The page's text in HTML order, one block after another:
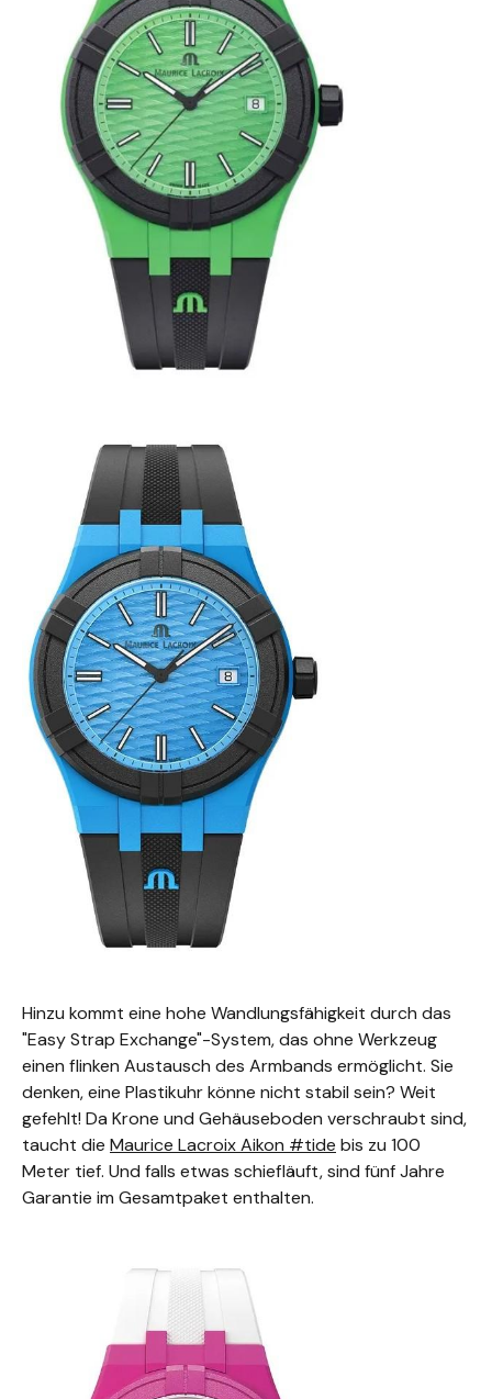
Hinzu kommt eine hohe Wandlungsfähigkeit durch das
"Easy Strap Exchange"-System, das ohne Werkzeug
einen flinken Austausch des Armbands ermöglicht. Sie
denken, eine Plastikuhr könne nicht stabil sein? Weit
gefehlt! Da Krone und Gehäuseboden verschraubt sind,
taucht die Maurice Lacroix Aikon #tide bis zu 100
Meter tief. Und falls etwas schiefläuft, sind fünf Jahre
Garantie im Gesamtpaket enthalten.